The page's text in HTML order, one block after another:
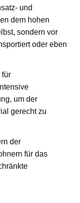
und
dem hohen
sondern vor
oder eben
für
um der
gerecht zu
der
für das